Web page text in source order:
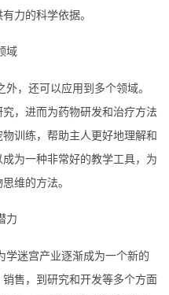
力的科学依据。
域
，还可以应用到多个领域。
，进而为药物研发和治疗方法
训练，帮助主人更好地理解和
为一种非常好的教学工具，为
维的方法。
力
学迷宫产业逐渐成为一个新的
售，到研究和开发等多个方面